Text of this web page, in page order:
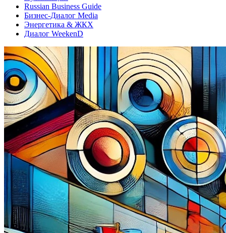
Russian Business Guide
Бизнес-Диалог Media
Энергетика & ЖКХ
Диалог WeekenD